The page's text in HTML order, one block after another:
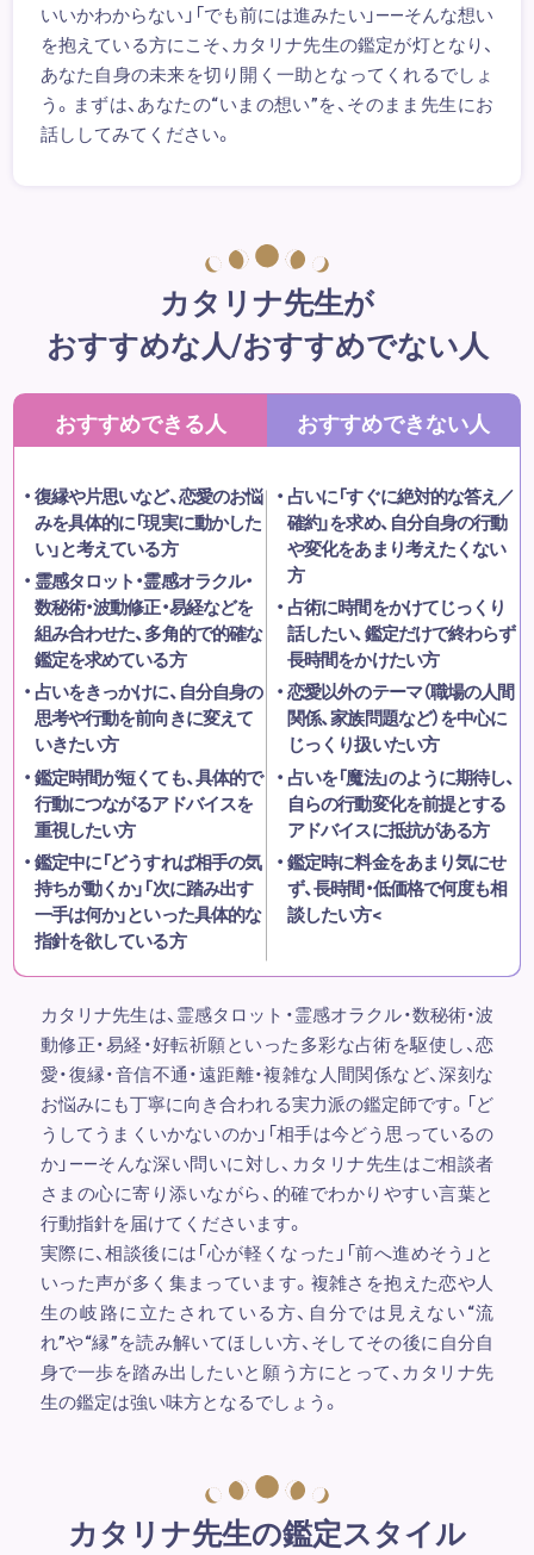
いいかわからない」「でも前には進みたい」――そんな想い
を抱えている方にこそ、カタリナ先生の鑑定が灯となり、
あなた自身の未来を切り開く一助となってくれるでしょ
う。まずは、あなたの“いまの想い”を、そのまま先生にお
話ししてみてください。
カタリナ先生が
おすすめな人/おすすめでない人
おすすめできる人
復縁や片思いなど、恋愛のお悩
みを具体的に「現実に動かした
い」と考えている方
霊感タロット・霊感オラクル・
数秘術・波動修正・易経などを
組み合わせた、多角的で的確な
鑑定を求めている方
占いをきっかけに、自分自身の
思考や行動を前向きに変えて
いきたい方
鑑定時間が短くても、具体的で
行動につながるアドバイスを
重視したい方
鑑定中に「どうすれば相手の気
持ちが動くか」「次に踏み出す
一手は何か」といった具体的な
指針を欲している方
おすすめできない人
占いに「すぐに絶対的な答え／
確約」を求め、自分自身の行動
や変化をあまり考えたくない
方
占術に時間をかけてじっくり
話したい、鑑定だけで終わらず
長時間をかけたい方
恋愛以外のテーマ（職場の人間
関係、家族問題など）を中心に
じっくり扱いたい方
占いを「魔法」のように期待し、
自らの行動変化を前提とする
アドバイスに抵抗がある方
鑑定時に料金をあまり気にせ
ず、長時間・低価格で何度も相
談したい方<
カタリナ先生は、霊感タロット・霊感オラクル・数秘術・波
動修正・易経・好転祈願といった多彩な占術を駆使し、恋
愛・復縁・音信不通・遠距離・複雑な人間関係など、深刻な
お悩みにも丁寧に向き合われる実力派の鑑定師です。「ど
うしてうまくいかないのか」「相手は今どう思っているの
か」――そんな深い問いに対し、カタリナ先生はご相談者
さまの心に寄り添いながら、的確でわかりやすい言葉と
行動指針を届けてくださいます。
実際に、相談後には「心が軽くなった」「前へ進めそう」と
いった声が多く集まっています。複雑さを抱えた恋や人
生の岐路に立たされている方、自分では見えない“流
れ”や“縁”を読み解いてほしい方、そしてその後に自分自
身で一歩を踏み出したいと願う方にとって、カタリナ先
生の鑑定は強い味方となるでしょう。
カタリナ先生の鑑定スタイル